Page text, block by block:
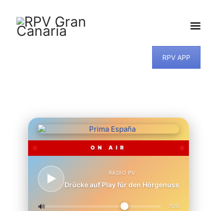
RPV APP
ON AIR
RADIO PV
Drücke auf Play für den Hörgenuss
🔊 70%
MUSIKWUNSCH